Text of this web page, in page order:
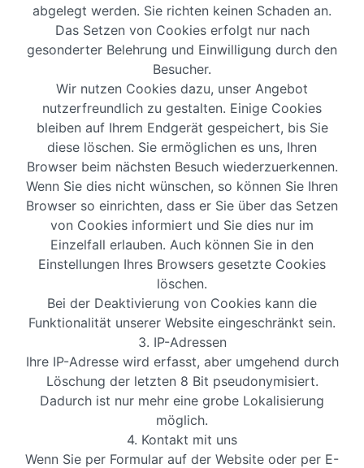
abgelegt werden. Sie richten keinen Schaden an.
Das Setzen von Cookies erfolgt nur nach
gesonderter Belehrung und Einwilligung durch den
Besucher.
Wir nutzen Cookies dazu, unser Angebot
nutzerfreundlich zu gestalten. Einige Cookies
bleiben auf Ihrem Endgerät gespeichert, bis Sie
diese löschen. Sie ermöglichen es uns, Ihren
Browser beim nächsten Besuch wiederzuerkennen.
Wenn Sie dies nicht wünschen, so können Sie Ihren
Browser so einrichten, dass er Sie über das Setzen
von Cookies informiert und Sie dies nur im
Einzelfall erlauben. Auch können Sie in den
Einstellungen Ihres Browsers gesetzte Cookies
löschen.
Bei der Deaktivierung von Cookies kann die
Funktionalität unserer Website eingeschränkt sein.
3. IP-Adressen
Ihre IP-Adresse wird erfasst, aber umgehend durch
Löschung der letzten 8 Bit pseudonymisiert.
Dadurch ist nur mehr eine grobe Lokalisierung
möglich.
4. Kontakt mit uns
Wenn Sie per Formular auf der Website oder per E-